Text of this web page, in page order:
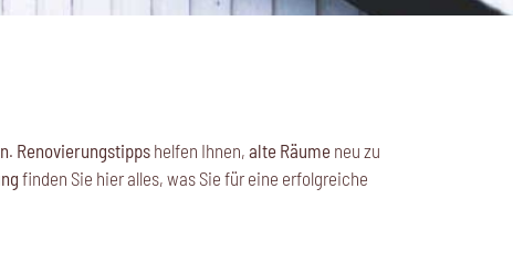
. Renovierungstippshelfen Ihnen, alte Räumeneu zu
finden Sie hier alles, was Sie für eine erfolgreiche